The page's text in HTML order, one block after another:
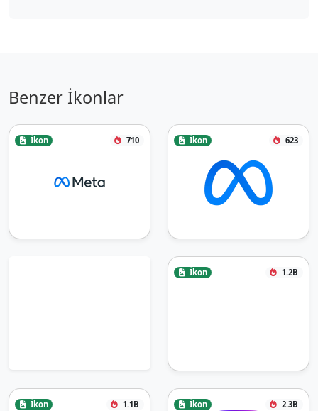
Benzer İkonlar
İkon 710 İkon 623
İkon 1.2B
İkon 1.1B İkon 2.3B